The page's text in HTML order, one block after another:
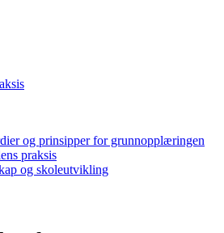
og prinsipper for grunnopplæringen
praksis
og skoleutvikling